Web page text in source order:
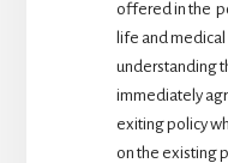
offered in the
life and
understanding
immediately
exiting policy
on the existing